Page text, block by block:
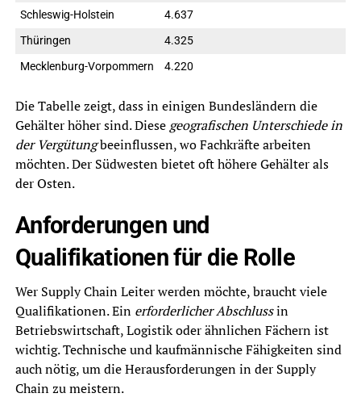
Schleswig-Holstein
4.637
Thüringen
4.325
Mecklenburg-Vorpommern
4.220
Die Tabelle zeigt, dass in einigen Bundesländern die
Gehälter höher sind. Diese geografischen Unterschiede in
der Vergütungbeeinflussen, wo Fachkräfte arbeiten
möchten. Der Südwesten bietet oft höhere Gehälter als
der Osten.
Anforderungen und
Qualifikationen für die Rolle
Wer Supply Chain Leiter werden möchte, braucht viele
Qualifikationen. Ein erforderlicher Abschlussin
Betriebswirtschaft, Logistik oder ähnlichen Fächern ist
wichtig. Technische und kaufmännische Fähigkeiten sind
auch nötig, um die Herausforderungen in der Supply
Chain zu meistern.